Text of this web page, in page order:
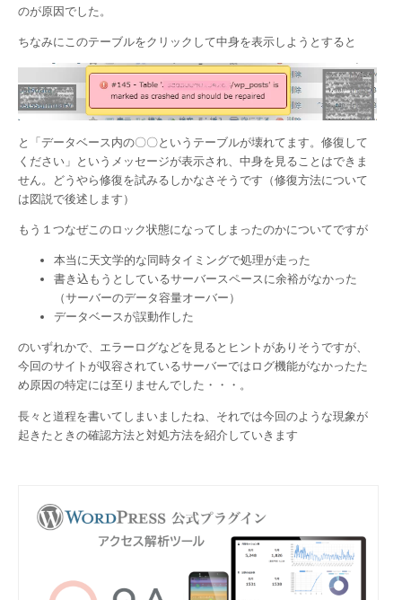
のが原因でした。
ちなみにこのテーブルをクリックして中身を表示しようとすると
と「データベース内の〇〇というテーブルが壊れてます。修復して
ください」というメッセージが表示され、中身を見ることはできま
せん。どうやら修復を試みるしかなさそうです（修復方法について
は図説で後述します）
もう１つなぜこのロック状態になってしまったのかについてですが
本当に天文学的な同時タイミングで処理が走った
書き込もうとしているサーバースペースに余裕がなかった
（サーバーのデータ容量オーバー）
データベースが誤動作した
のいずれかで、エラーログなどを見るとヒントがありそうですが、
今回のサイトが収容されているサーバーではログ機能がなかったた
め原因の特定には至りませんでした・・・。
長々と道程を書いてしまいましたね、それでは今回のような現象が
起きたときの確認方法と対処方法を紹介していきます